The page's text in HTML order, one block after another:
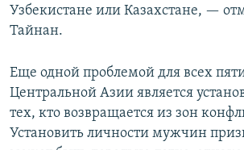
Узбекистане или Казахстане, —
Тайнан.
Еще одной проблемой для всех пяти
Центральной Азии является
тех, кто возвращается из зон
Установить личности мужчин